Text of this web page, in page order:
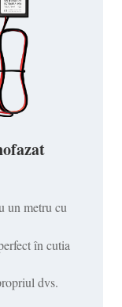
un metru cu
în cutia
dvs.